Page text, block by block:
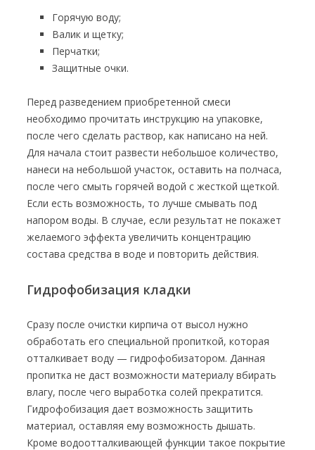
Горячую воду;
Валик и щетку;
Перчатки;
Защитные очки.
Перед разведением приобретенной смеси
необходимо прочитать инструкцию на упаковке,
после чего сделать раствор, как написано на ней.
Для начала стоит развести небольшое количество,
нанеси на небольшой участок, оставить на полчаса,
после чего смыть горячей водой с жесткой щеткой.
Если есть возможность, то лучше смывать под
напором воды. В случае, если результат не покажет
желаемого эффекта увеличить концентрацию
состава средства в воде и повторить действия.
Гидрофобизация кладки
Сразу после очистки кирпича от высол нужно
обработать его специальной пропиткой, которая
отталкивает воду — гидрофобизатором. Данная
пропитка не даст возможности материалу вбирать
влагу, после чего выработка солей прекратится.
Гидрофобизация дает возможность защитить
материал, оставляя ему возможность дышать.
Кроме водоотталкивающей функции такое покрытие